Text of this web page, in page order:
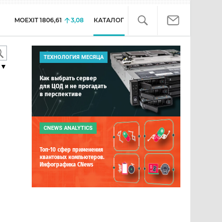
MOEXIT 1806,61 3,08 КАТАЛОГ
▼
ТЕХНОЛОГИЯ МЕСЯЦА
Как выбрать сервер
для ЦОД и не прогадать
в перспективе
CNEWS ANALYTICS
Топ-10 сфер применения
квантовых компьютеров.
Инфографика CNews